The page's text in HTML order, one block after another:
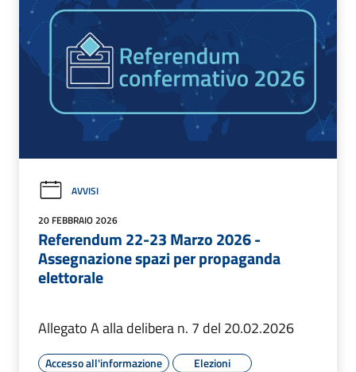
AVVISI
20 FEBBRAIO 2026
Referendum 22-23 Marzo 2026 -
Assegnazione spazi per propaganda
elettorale
Allegato A alla delibera n. 7 del 20.02.2026
Accesso all'informazione Elezioni